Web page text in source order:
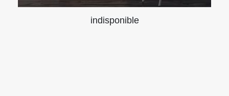
indisponible